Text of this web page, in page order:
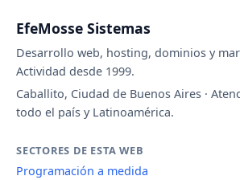
EfeMosse Sistemas
Desarrollo web, hosting, dominios y
Actividad desde 1999.
Caballito, Ciudad de Buenos Aires ·
todo el país y Latinoamérica.
SECTORES DE ESTA WEB
Programación a medida